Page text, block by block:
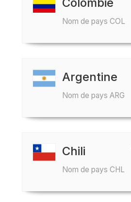
Nom de pays COL
Argentine
Nom de pays ARG
Chili
Nom de pays CHL